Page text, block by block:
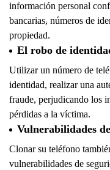
información personal
bancarias, números de
propiedad.
El robo de
Utilizar un número de
identidad, realizar una
fraude, perjudicando los
pérdidas a la víctima.
Vulnerabilidades
Clonar su teléfono
vulnerabilidades de